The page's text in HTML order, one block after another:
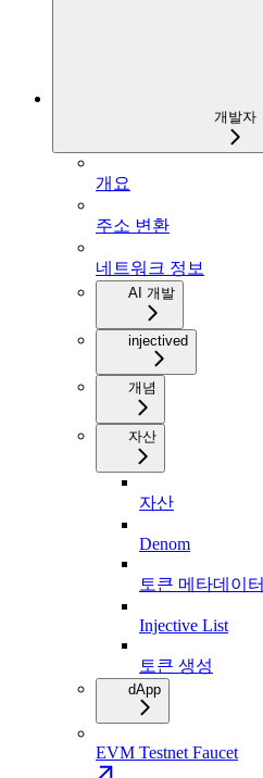
개발자
개요
주소 변환
네트워크 정보
AI 개발
injectived
개념
자산
자산
Denom
토큰 메타데이터
Injective List
토큰 생성
dApp
EVM Testnet Faucet